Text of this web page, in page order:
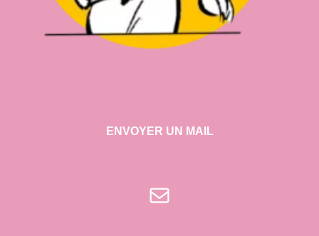
ENVOYER UN MAIL
E-mail